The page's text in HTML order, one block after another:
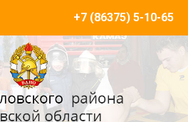
+7 (86375) 5-10-65
инвентарь